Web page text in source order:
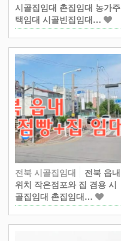
시골집임대 촌집임대 농가주
택임대 시골빈집임대…
전북 시골집임대
전북 읍내
위치 작은점포와 집 겸용 시
골집임대 촌집임대…